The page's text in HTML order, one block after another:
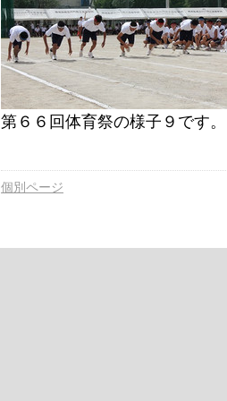
第６６回体育祭の様子９です。
個別ページ